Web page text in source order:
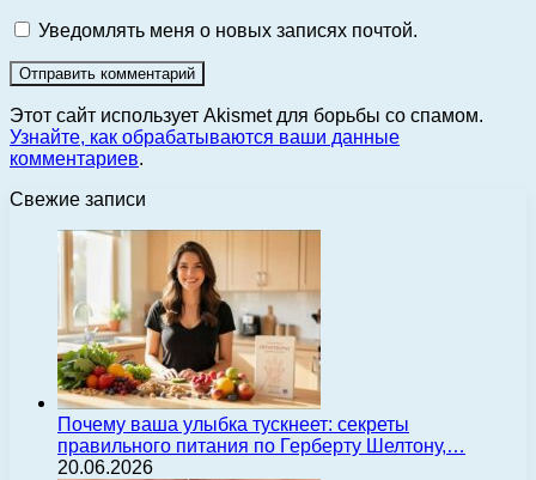
Уведомлять меня о новых записях почтой.
Этот сайт использует Akismet для борьбы со спамом.
Узнайте, как обрабатываются ваши данные
комментариев.
Свежие записи
Почему ваша улыбка тускнеет: секреты
правильного питания по Герберту Шелтону,…
20.06.2026